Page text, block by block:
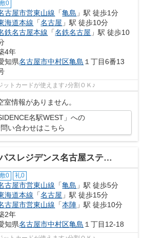
敷0
古屋市営東山線 「亀島 」駅 徒歩1分
海道本線 「名古屋 」駅 徒歩10分
鉄名古屋本線 「名鉄名古屋 」駅 徒歩10
4年
知県名古屋市中村区亀島 １丁目6番13
トカードが使えます♪分割ＯＫ♪
室情報がありません。
名駅WEST」への
い合わせはこちら
スレジデンス名古屋ステーション
敷0 礼0
古屋市営東山線 「亀島 」駅 徒歩5分
海道本線 「名古屋 」駅 徒歩15分
古屋市営東山線 「本陣 」駅 徒歩10分
2年
知県名古屋市中村区亀島 １丁目12-18